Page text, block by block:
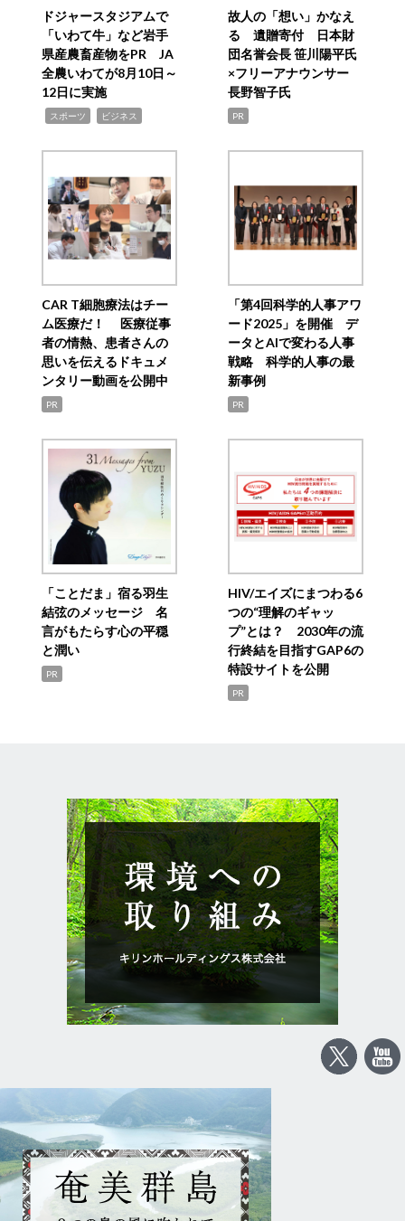
ドジャースタジアムで
「いわて牛」など岩手
県産農畜産物をPR JA
全農いわてが8月10日～
12日に実施
スポーツ ビジネス
故人の「想い」かなえ
る 遺贈寄付 日本財
団名誉会長 笹川陽平氏
×フリーアナウンサー
長野智子氏
PR
CAR T細胞療法はチー
ム医療だ！ 医療従事
者の情熱、患者さんの
思いを伝えるドキュメ
ンタリー動画を公開中
PR
「第4回科学的人事アワ
ード2025」を開催 デ
ータとAIで変わる人事
戦略 科学的人事の最
新事例
PR
「ことだま」宿る羽生
結弦のメッセージ 名
言がもたらす心の平穏
と潤い
PR
HIV/エイズにまつわる6
つの“理解のギャッ
プ”とは？ 2030年の流
行終結を目指すGAP6の
特設サイトを公開
PR